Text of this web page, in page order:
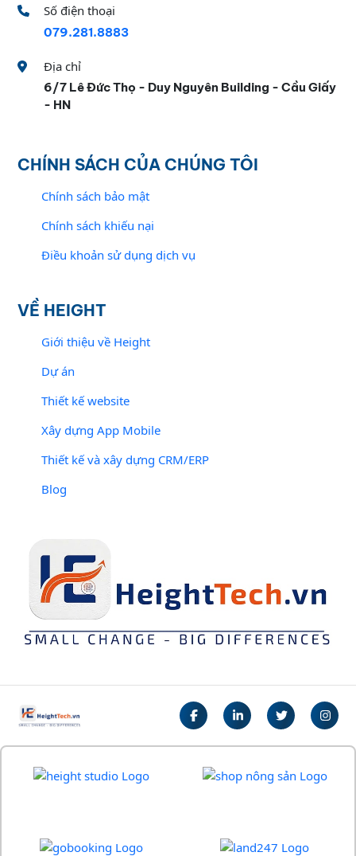
Số điện thoại
079.281.8883
Địa chỉ
6/7 Lê Đức Thọ - Duy Nguyên Building - Cầu Giấy
- HN
CHÍNH SÁCH CỦA CHÚNG TÔI
Chính sách bảo mật
Chính sách khiếu nại
Điều khoản sử dụng dịch vụ
VỀ HEIGHT
Giới thiệu về Height
Dự án
Thiết kế website
Xây dựng App Mobile
Thiết kế và xây dựng CRM/ERP
Blog